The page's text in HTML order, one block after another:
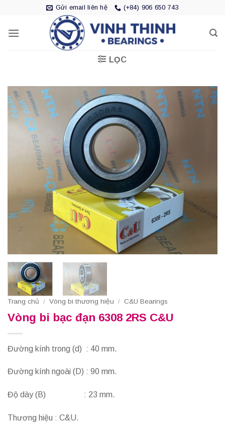
nội
Gửi email liên hệ (+84) 906 650 743
LỌC
Trang chủ / Vòng bi thương hiệu / C&U Bearings
Vòng bi bạc đạn 6308 2RS C&U
Đường kính trong (d) : 40 mm.
Đường kính ngoài (D) : 90 mm.
Độ dày (B) : 23 mm.
Thương hiệu : C&U.